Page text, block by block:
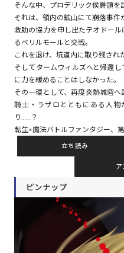
コミ
コミ
そんな中、プロデリック侯爵領を
それは、領内の鉱山にて崩落事件
救助の協力を申し出たテオドー
るベリルモールと交戦。
これを退け、坑道内に取り残され
そしてタームウィルズへと帰還
に力を緩めることはしなかった。
その一環として、再度炎熱城砦
騎士・ラザロとともにある人
り……？
転生×魔法バトルファンタジー、第
立ち読み
ア
ピンナップ